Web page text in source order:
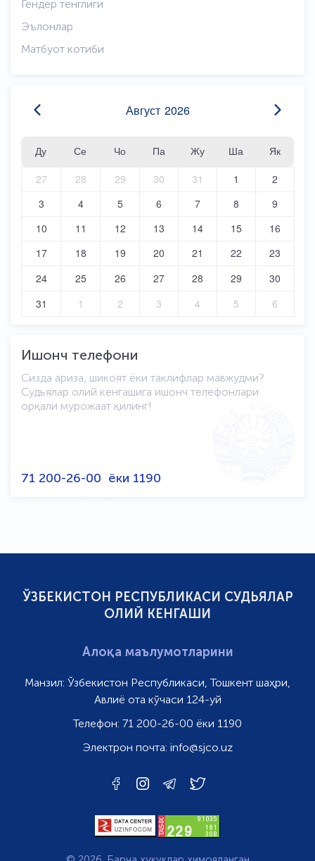
Гендер тенглиги
Эълонлар
Матбуот котиби
Август 2026
Ду Се Чо Па Жу Ша
Як
27
28 29 30 31 1
2
3
4 5 6 7 8
9
10
11 12 13 14 15
16
17
18 19 20 21 22
23
24
25 26 27 28 29
30
31
1 2 3 4 5 6
Ишонч телефони
Сизда ариза, шикоят ёки таклифлар мавжудми?
Судьялар олий кенгашига ишонч телефонлари
орқали мурожаат қилинг!
71 200-26-00 ёки 1190
ЎЗБЕКИСТОН РЕСПУБЛИКАСИ СУДЬЯЛАР
ОЛИЙ КЕНГАШИ
Алоқа маълумотларини
Манзил: Ўзбекистон Республикаси, Тошкент шаҳри,
Авлиё ота кўчаси 124-уй
Телефон: 71 200-26-00 ёки 1190
Электрон почта: info@sjco.uz